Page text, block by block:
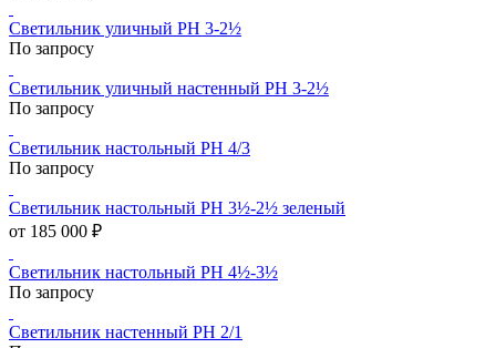
Светильник уличный PH 3-2½
По запросу
Светильник уличный настенный PH 3-2½
По запросу
Светильник настольный PH 4/3
По запросу
Светильник настольный PH 3½-2½ зеленый
от 185 000 ₽
Светильник настольный PH 4½-3½
По запросу
Светильник настенный PH 2/1